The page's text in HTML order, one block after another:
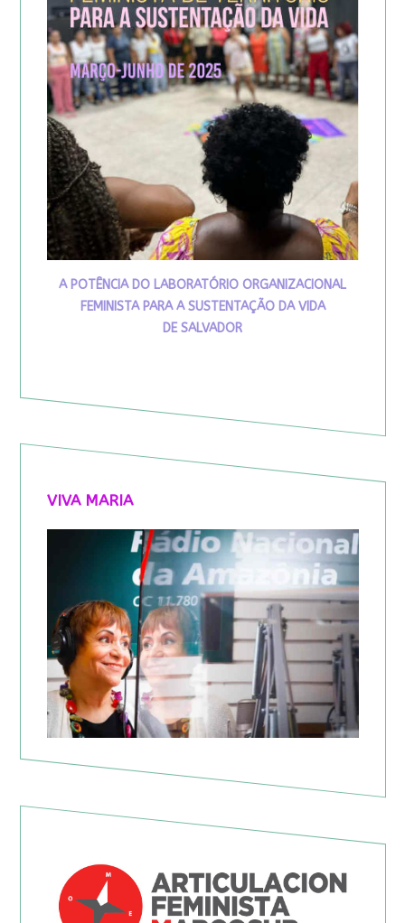
A POTÊNCIA DO LABORATÓRIO ORGANIZACIONAL
FEMINISTA PARA A SUSTENTAÇÃO DA VIDA
DE SALVADOR
VIVA MARIA